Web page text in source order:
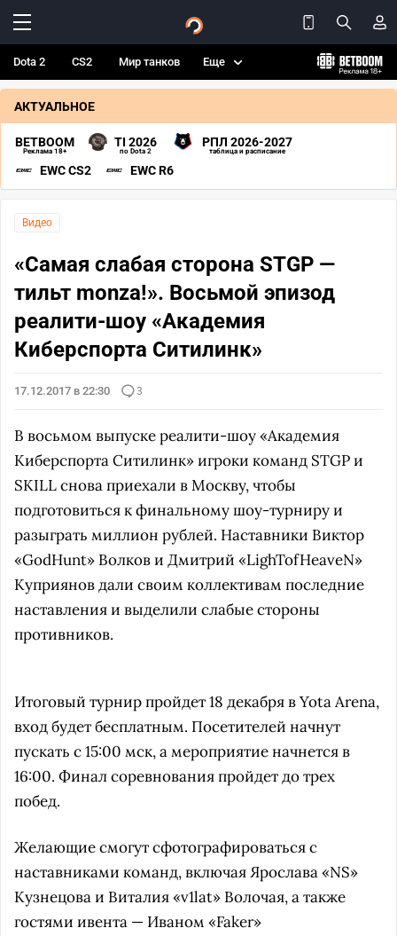
Dota 2 CS2 Мир танков Еще
АКТУАЛЬНОЕ
BETBOOM
Реклама 18+
TI 2026
по Dota 2
РПЛ 2026-2027
таблица и расписание
EWC CS2 EWC R6
Видео
«Самая слабая сторона STGP —
тильт monza!». Восьмой эпизод
реалити-шоу «Академия
Киберспорта Ситилинк»
17.12.2017 в 22:30 3
В восьмом выпуске реалити-шоу «Академия
Киберспорта Ситилинк» игроки команд STGP и
SKILL снова приехали в Москву, чтобы
подготовиться к финальному шоу-турниру и
разыграть миллион рублей. Наставники Виктор
«GodHunt» Волков и Дмитрий «LighTofHeaveN»
Куприянов дали своим коллективам последние
наставления и выделили слабые стороны
противников.
Итоговый турнир пройдет 18 декабря в Yota Arena,
вход будет бесплатным. Посетителей начнут
пускать с 15:00 мск, а мероприятие начнется в
16:00. Финал соревнования пройдет до трех
побед.
Желающие смогут сфотографироваться с
наставниками команд, включая Ярослава «NS»
Кузнецова и Виталия «v1lat» Волочая, а также
гостями ивента — Иваном «Faker»